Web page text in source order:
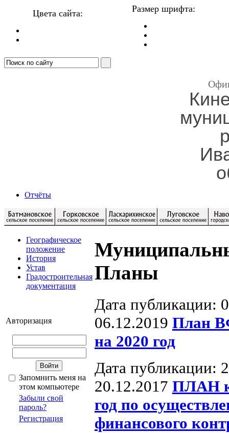
Цвета сайта: Размер шрифта:
Отчёты
Географическое
положение
История
Устав
Градостроительная
документация
Авторизация
Запомнить меня на
этом компьютере
Забыли свой
пароль?
Регистрация
Планы
Дата публикации:
06.12.2019 План
на 2020 год
Дата публикации:
20.12.2017 ПЛАН
год по
финансового